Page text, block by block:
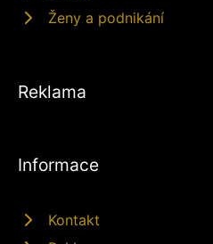
Ženy a podnikání
Reklama
Informace
Kontakt